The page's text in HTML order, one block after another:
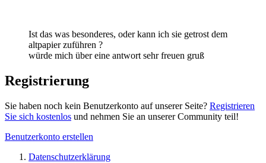
Ist das was besonderes, oder kann ich sie getrost dem
altpapier zuführen ?
würde mich über eine antwort sehr freuen gruß
Registrierung
Sie haben noch kein Benutzerkonto auf unserer Seite? Registrieren
Sie sich kostenlos und nehmen Sie an unserer Community teil!
Benutzerkonto erstellen
Datenschutzerklärung